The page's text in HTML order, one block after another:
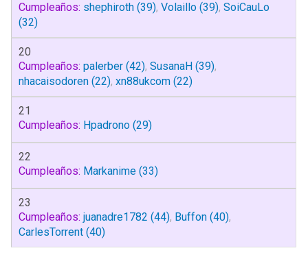
Cumpleaños: shephiroth (39), Volaillo (39), SoiCauLo
(32)
20
Cumpleaños: palerber (42), SusanaH (39),
nhacaisodoren (22), xn88ukcom (22)
21
Cumpleaños: Hpadrono (29)
22
Cumpleaños: Markanime (33)
23
Cumpleaños: juanadre1782 (44), Buffon (40),
CarlesTorrent (40)